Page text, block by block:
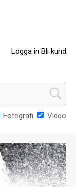
Logga in Bli kund
Fotografi Video